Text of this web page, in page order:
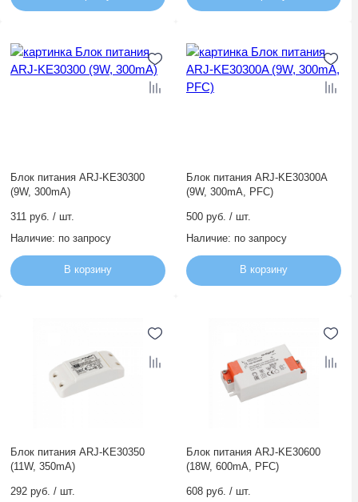
Блок питания ARJ-KE30300
(9W, 300mA)
311 руб. / шт.
Наличие: по запросу
В корзину
Блок питания ARJ-KE30300A
(9W, 300mA, PFC)
500 руб. / шт.
Наличие: по запросу
В корзину
Блок питания ARJ-KE30350
(11W, 350mA)
292 руб. / шт.
Блок питания ARJ-KE30600
(18W, 600mA, PFC)
608 руб. / шт.